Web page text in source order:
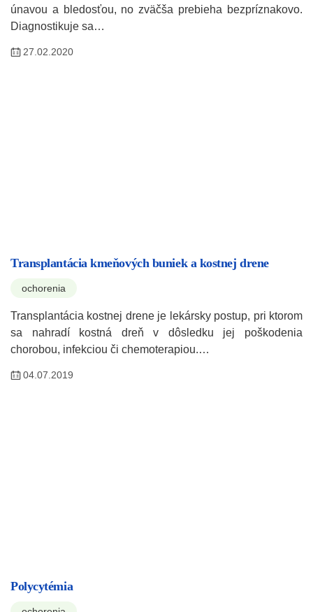
únavou a bledosťou, no zväčša prebieha bezpríznakovo.
Diagnostikuje sa…
27.02.2020
Transplantácia kmeňových buniek a kostnej drene
ochorenia
Transplantácia kostnej drene je lekársky postup, pri ktorom
sa nahradí kostná dreň v dôsledku jej poškodenia
chorobou, infekciou či chemoterapiou.…
04.07.2019
Polycytémia